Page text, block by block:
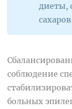
диеты,
соблюдение
больных